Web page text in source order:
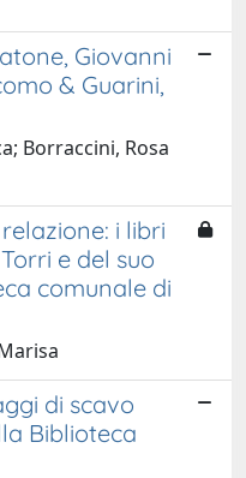
Giovanni
& Guarini,
Borraccini, Rosa
i libri
e del suo
comunale di
di scavo
Biblioteca